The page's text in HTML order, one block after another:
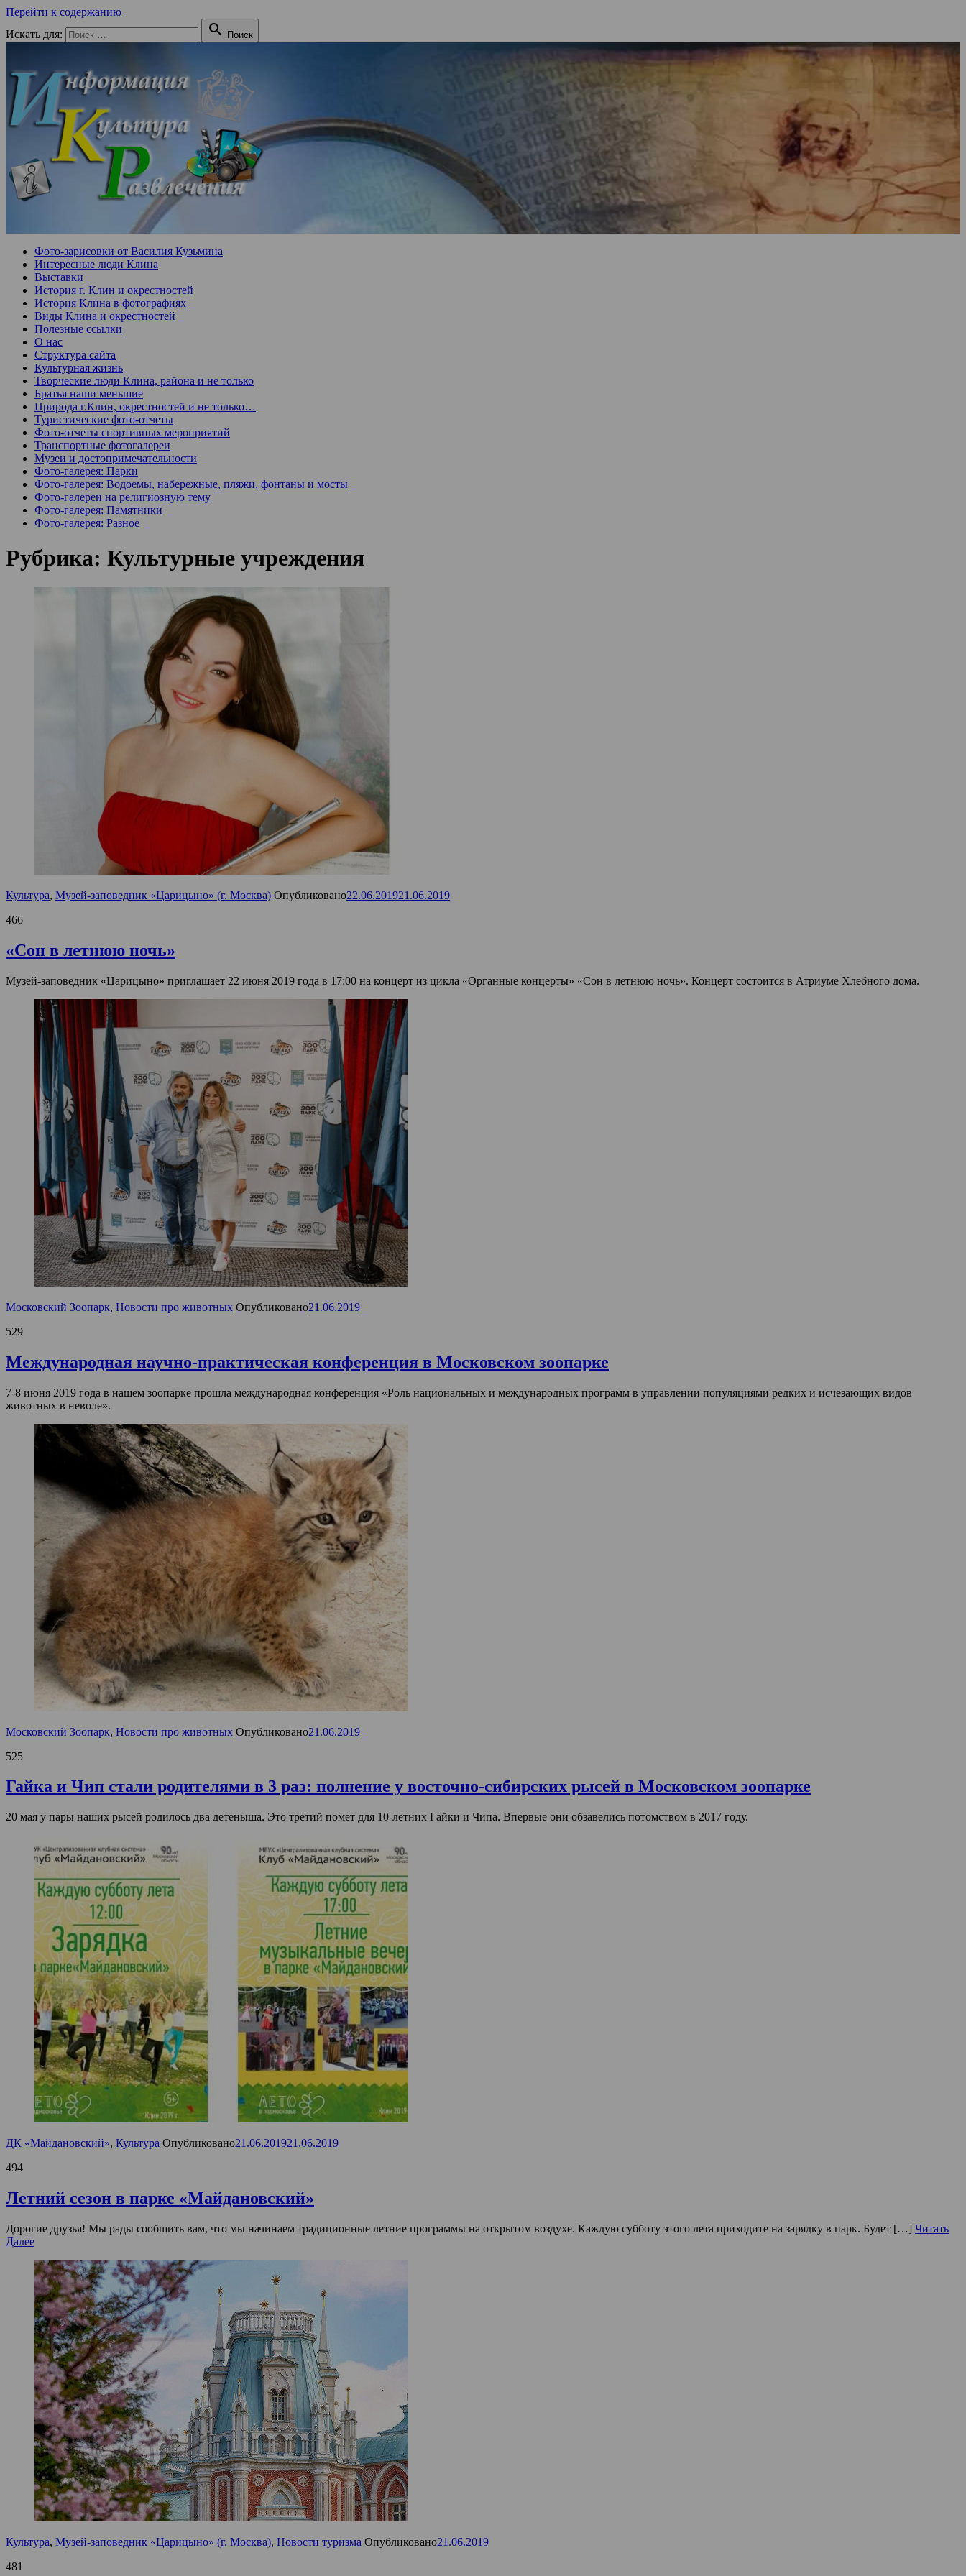
Перейти к содержанию
Искать для:
 Поиск
Фото-зарисовки от Василия Кузьмина
Интересные люди Клина
Выставки
История г. Клин и окрестностей
История Клина в фотографиях
Виды Клина и окрестностей
Полезные ссылки
О нас
Структура сайта
Культурная жизнь
Творческие люди Клина, района и не только
Братья наши меньшие
Природа г.Клин, окрестностей и не только…
Туристические фото-отчеты
Фото-отчеты спортивных мероприятий
Транспортные фотогалереи
Музеи и достопримечательности
Фото-галерея: Парки
Фото-галерея: Водоемы, набережные, пляжи, фонтаны и мосты
Фото-галереи на религиозную тему
Фото-галерея: Памятники
Фото-галерея: Разное
Рубрика: Культурные учреждения
Культура, Музей-заповедник «Царицыно» (г. Москва) Опубликовано22.06.201921.06.2019
466
«Сон в летнюю ночь»
Музей-заповедник «Царицыно» приглашает 22 июня 2019 года в 17:00 на концерт из цикла «Органные концерты» «Сон в летнюю ночь». Концерт состоится в Атриуме Хлебного дома.
Московский Зоопарк, Новости про животных Опубликовано21.06.2019
529
Международная научно-практическая конференция в Московском зоопарке
7-8 июня 2019 года в нашем зоопарке прошла международная конференция «Роль национальных и международных программ в управлении популяциями редких и исчезающих видов
животных в неволе».
Московский Зоопарк, Новости про животных Опубликовано21.06.2019
525
Гайка и Чип стали родителями в 3 раз: полнение у восточно-сибирских рысей в Московском зоопарке
20 мая у пары наших рысей родилось два детеныша. Это третий помет для 10-летних Гайки и Чипа. Впервые они обзавелись потомством в 2017 году.
ДК «Майдановский», Культура Опубликовано21.06.201921.06.2019
494
Летний сезон в парке «Майдановский»
Дорогие друзья! Мы рады сообщить вам, что мы начинаем традиционные летние программы на открытом воздухе. Каждую субботу этого лета приходите на зарядку в парк. Будет […] Читать
Далее
Культура, Музей-заповедник «Царицыно» (г. Москва), Новости туризма Опубликовано21.06.2019
481